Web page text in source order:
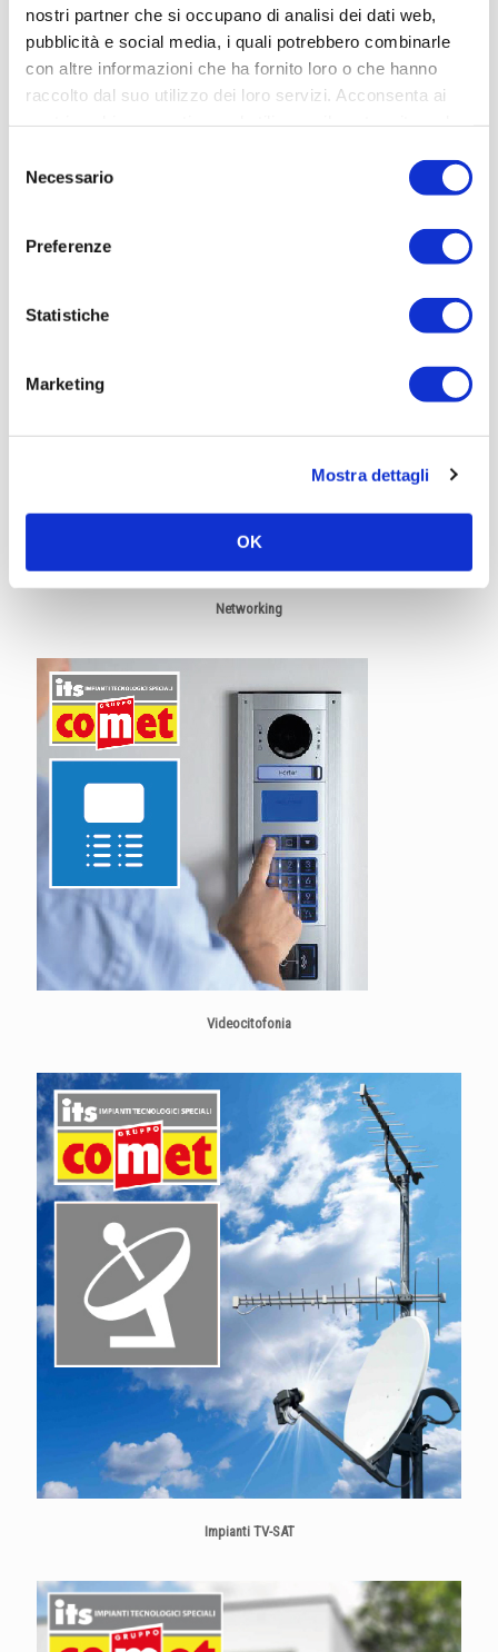
nostri partner che si occupano di analisi dei dati web,
pubblicità e social media, i quali potrebbero combinarle
con altre informazioni che ha fornito loro o che hanno
raccolto dal suo utilizzo dei loro servizi. Acconsenta ai
delNecessario
Preferenze
Statistiche
Marketing
Mostra dettagli
OK
Chiusure Automatiche
Networking
Videocitofonia
Impianti TV-SAT